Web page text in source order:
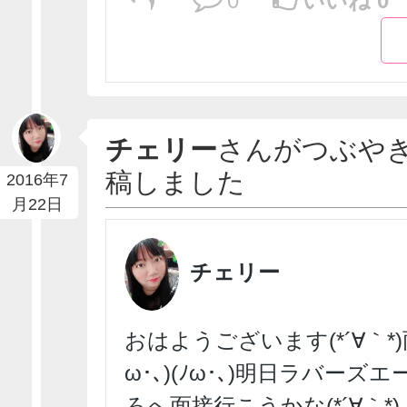
2016年7
月22日
チェリーさんがつぶや
稿しました
チェリー
おはようございます(*´∀｀
ω･､)(ﾉω･､)明日ラバーズエ